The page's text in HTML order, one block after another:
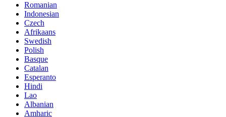
Romanian
Indonesian
Czech
Afrikaans
Swedish
Polish
Basque
Catalan
Esperanto
Hindi
Lao
Albanian
Amharic